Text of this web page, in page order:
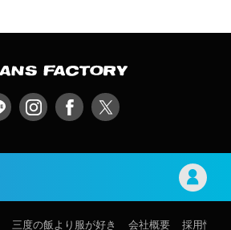
三度の飯より服が好き 会社概要 採用情報